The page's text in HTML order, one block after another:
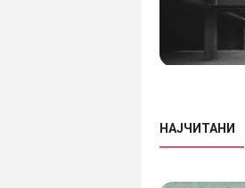
НАЈЧИТАНИ